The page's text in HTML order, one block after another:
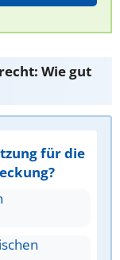
Wie gut
für die